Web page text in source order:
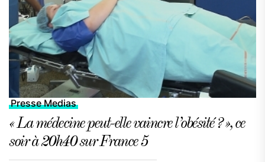
Presse Medias
« La médecine peut-elle vaincre l’obésité ? », ce
soir à 20h40 sur France 5